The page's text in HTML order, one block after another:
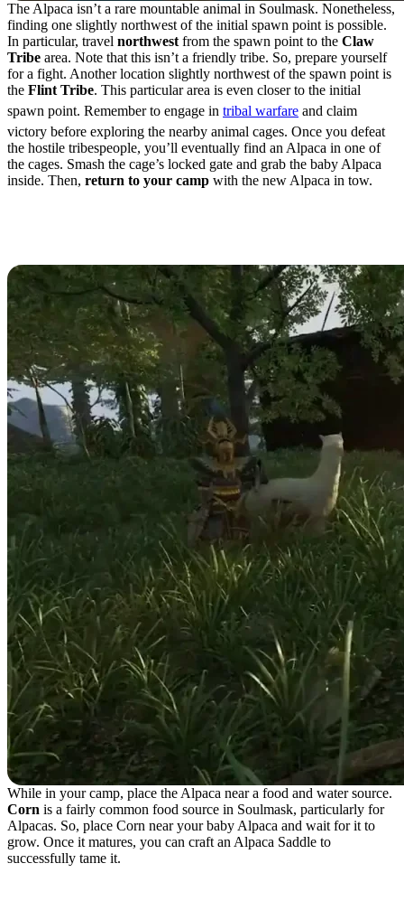
The Alpaca isn’t a rare mountable animal in Soulmask. Nonetheless,
finding one slightly northwest of the initial spawn point is possible.
In particular, travel northwest from the spawn point to the Claw
Tribe area. Note that this isn’t a friendly tribe. So, prepare yourself
for a fight. Another location slightly northwest of the spawn point is
the Flint Tribe. This particular area is even closer to the initial
spawn point. Remember to engage in tribal warfare and claim
victory before exploring the nearby animal cages. Once you defeat
the hostile tribespeople, you’ll eventually find an Alpaca in one of
the cages. Smash the cage’s locked gate and grab the baby Alpaca
inside. Then, return to your camp with the new Alpaca in tow.
While in your camp, place the Alpaca near a food and water source.
Corn is a fairly common food source in Soulmask, particularly for
Alpacas. So, place Corn near your baby Alpaca and wait for it to
grow. Once it matures, you can craft an Alpaca Saddle to
successfully tame it.